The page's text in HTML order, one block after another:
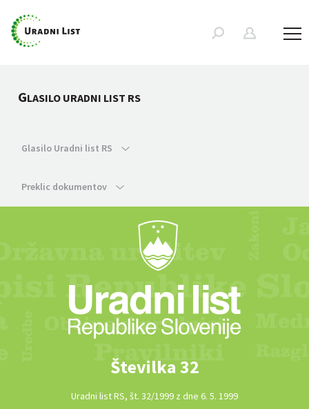
GLASILO URADNI LIST RS
Glasilo Uradni list RS
Preklic dokumentov
Številka 32
Uradni list RS, št. 32/1999 z dne 6. 5. 1999